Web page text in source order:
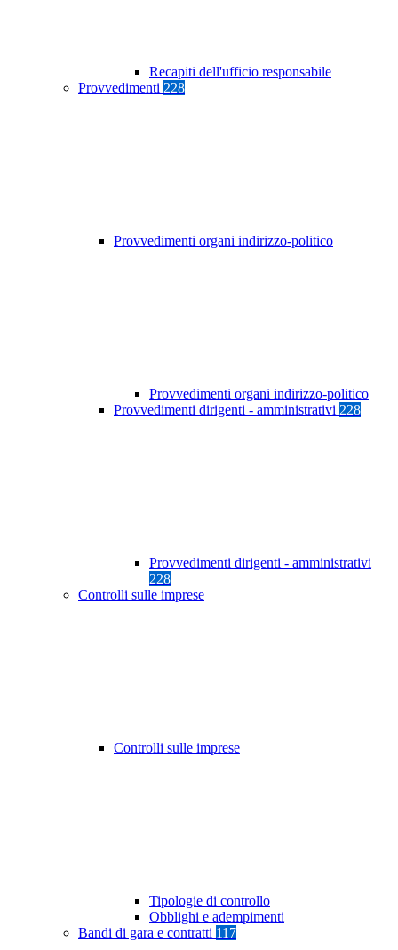
Recapiti dell'ufficio responsabile
Provvedimenti 228
Provvedimenti organi indirizzo-politico
Provvedimenti organi indirizzo-politico
Provvedimenti dirigenti - amministrativi 228
Provvedimenti dirigenti - amministrativi
228
Controlli sulle imprese
Controlli sulle imprese
Tipologie di controllo
Obblighi e adempimenti
Bandi di gara e contratti 117